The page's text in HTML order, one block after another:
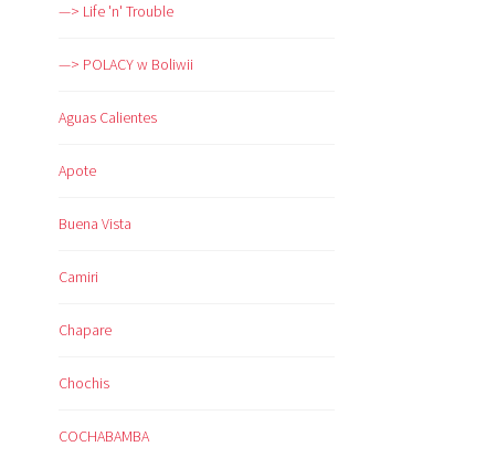
—> Life 'n' Trouble
—> POLACY w Boliwii
Aguas Calientes
Apote
Buena Vista
Camiri
Chapare
Chochis
COCHABAMBA